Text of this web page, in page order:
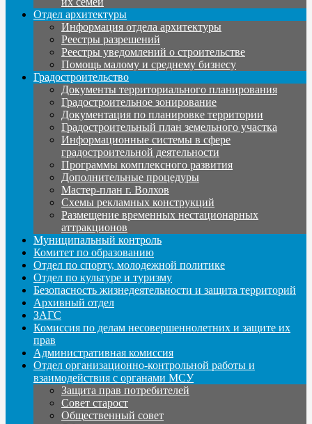
Отдел архитектуры
Информация отдела архитектуры
Реестры разрешений
Реестры уведомлений о строительстве
Помощь малому и среднему бизнесу
Градостроительство
Документы территориального планирования
Градостроительное зонирование
Документация по планировке территории
Градостроительный план земельного участка
Информационные системы в сфере
градостроительной деятельности
Программы комплексного развития
Дополнительные процедуры
Мастер-план г. Волхов
Схемы рекламных конструкций
Размещение временных нестационарных
аттракционов
Муниципальный контроль
Комитет по образованию
Отдел по спорту, молодежной политике
Отдел по культуре и туризму
Безопасность жизнедеятельности и защита территорий
Архивный отдел
ЗАГС
Комиссия по делам несовершеннолетних и защите их
прав
Административная комиссия
Отдел организационно-контрольной работы и
взаимодействия с органами МСУ
Защита прав потребителей
Совет старост
Общественный совет